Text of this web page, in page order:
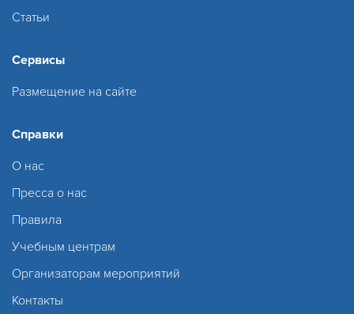
Статьи
Сервисы
Размещение на сайте
Справки
О нас
Пресса о нас
Правила
Учебным центрам
Организаторам мероприятий
Контакты